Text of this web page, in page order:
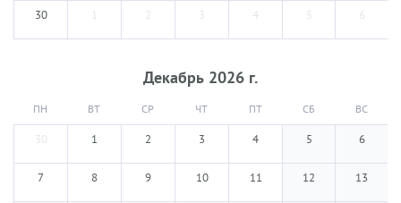
30 1 2 3 4 5 6
Декабрь 2026 г.
ПН ВТ СР ЧТ ПТ СБ ВС
30 1 2 3 4 5 6
7 8 9 10 11 12 13